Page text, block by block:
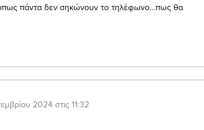
όπως πάντα δεν σηκώνουν το τηλέφωνο…πως θα
2024 στις 11:32